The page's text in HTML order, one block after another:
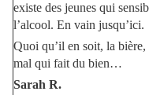
existe des jeunes qui
l’alcool. En vain jusqu’ici.
Quoi qu’il en soit, la
mal qui fait du bien…
Sarah R.